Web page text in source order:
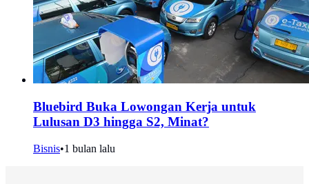
Bluebird Buka Lowongan Kerja untuk
Lulusan D3 hingga S2, Minat?
Bisnis•1 bulan lalu